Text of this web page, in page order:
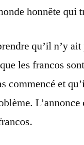
honnête qui
qu’il n’y
les francos
commencé et